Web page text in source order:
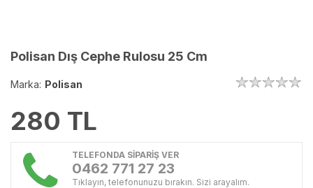
Polisan Dış Cephe Rulosu 25 Cm
Marka: Polisan
280 TL
TELEFONDA SİPARİŞ VER
0462 771 27 23
Tıklayın, telefonunuzu bırakın. Sizi arayalım.